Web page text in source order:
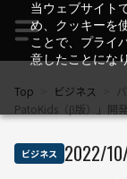
当ウェブサイト
め、クッキーを
ことで、プライ
意したことにな
Top ビジネス
PatoKids（β版）」開
ビジネス 2022/10